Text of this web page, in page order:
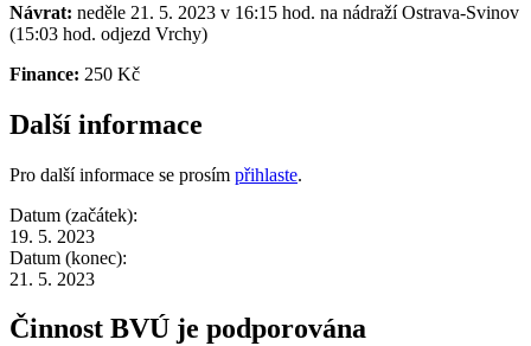
Návrat: neděle 21. 5. 2023 v 16:15 hod. na nádraží Ostrava-Svinov
(15:03 hod. odjezd Vrchy)
Finance: 250 Kč
Další informace
Pro další informace se prosím přihlaste.
Datum (začátek):
19. 5. 2023
Datum (konec):
21. 5. 2023
Činnost BVÚ je podporována